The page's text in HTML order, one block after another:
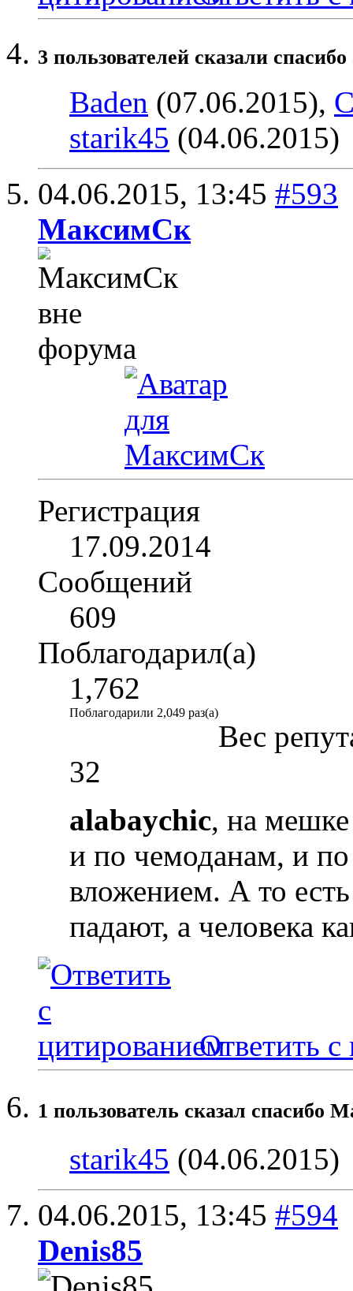
3 пользователей сказали
Baden (07.06.2015),
starik45 (04.06.2015)
04.06.2015, 13:45 #593
МаксимСк
Регистрация
17.09.2014
Сообщений
609
Поблагодарил(а)
1,762
Поблагодарили 2,049 раз(а)
Вес
32
alabaychic, на
и по чемоданам, и
вложением. А то
падают, а человека
Ответить с
1 пользователь сказал cпасибо
starik45 (04.06.2015)
04.06.2015, 13:45 #594
Denis85